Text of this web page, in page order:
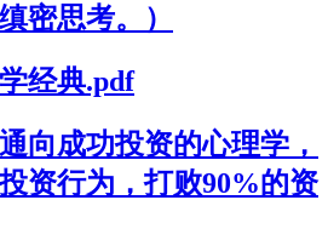
密思考。）
经典.pdf
向成功投资的心理学，
资行为，打败90%的资